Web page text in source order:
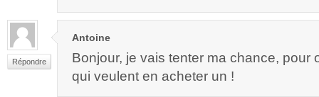
Répondre
Antoine
Bonjour, je vais tenter ma chance, pour
qui veulent en acheter un !